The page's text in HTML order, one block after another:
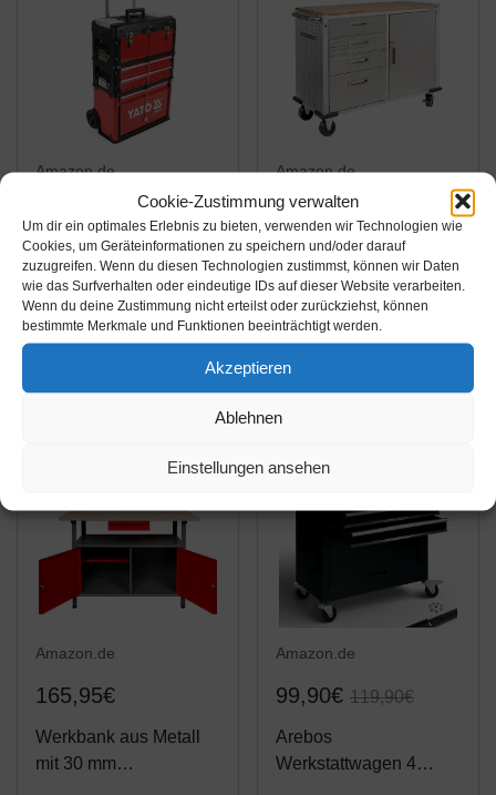
Cookie-Zustimmung verwalten
Um dir ein optimales Erlebnis zu bieten, verwenden wir Technologien wie
Cookies, um Geräteinformationen zu speichern und/oder darauf
zuzugreifen. Wenn du diesen Technologien zustimmst, können wir Daten
wie das Surfverhalten oder eindeutige IDs auf dieser Website verarbeiten.
Wenn du deine Zustimmung nicht erteilst oder zurückziehst, können
bestimmte Merkmale und Funktionen beeinträchtigt werden.
Akzeptieren
Ablehnen
Einstellungen ansehen
Amazon.de
Yato YT-09101
Werkzeugkasten,
Schwarz, Rot
Amazon / Ebay
Amazon.de
499,99€
Seville Classics
Werkbank, Edelstahl,
Buchenholz, grau,
121,9 x 50,8 x 95,2 cm
Amazon / Ebay
Amazon.de
165,95€
Werkbank aus Metall
mit 30 mm
Amazon.de
99,90€ 119,90€
Arebos
Werkstattwagen 4